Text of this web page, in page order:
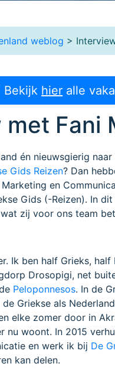
weblog >
hier alle
Fani
én nieuwsgierig
Gids Reizen? Dan
en
Gids (-Reizen). In
zij voor ons team
Ik ben half Grieks,
Drosopigi, net
Peloponnesos. In de
Griekse als
elke zomer door in
nu woont. In 2015
en werk ik bij De
kan delen.